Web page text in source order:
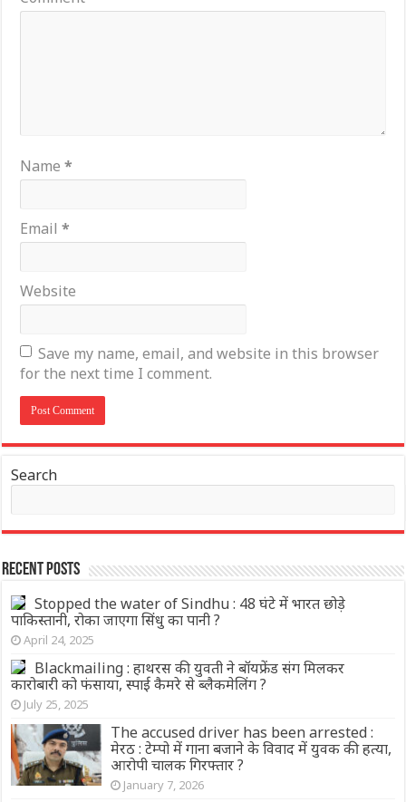
Name*
Email*
Website
Save my name, email, and website in this browser
for the next time I comment.
Search
Recent Posts
Stopped the water of Sindhu : 48 घंटे में भारत छोड़े
पाकिस्तानी, रोका जाएगा सिंधु का पानी ?
April 24, 2025
Blackmailing : हाथरस की युवती ने बॉयफ्रेंड संग मिलकर
कारोबारी को फंसाया, स्पाई कैमरे से ब्लैकमेलिंग ?
July 25, 2025
The accused driver has been arrested :
मेरठ : टेम्पो में गाना बजाने के विवाद में युवक की हत्या,
आरोपी चालक गिरफ्तार ?
January 7, 2026